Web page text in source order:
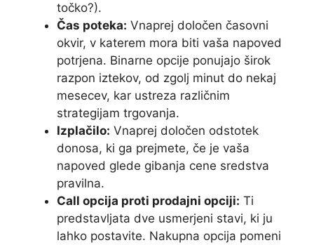
točko?).
Čas poteka: Vnaprej določen časovni
okvir, v katerem mora biti vaša napoved
potrjena. Binarne opcije ponujajo širok
razpon iztekov, od zgolj minut do nekaj
mesecev, kar ustreza različnim
strategijam trgovanja.
Izplačilo: Vnaprej določen odstotek
donosa, ki ga prejmete, če je vaša
napoved glede gibanja cene sredstva
pravilna.
Call opcija proti prodajni opciji: Ti
predstavljata dve usmerjeni stavi, ki ju
lahko postavite. Nakupna opcija pomeni